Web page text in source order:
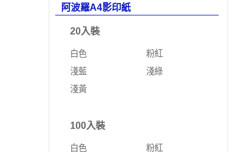
阿波羅A4影印紙
20入裝
白色
粉紅
淺藍
淺綠
淺黃
100入裝
白色
粉紅